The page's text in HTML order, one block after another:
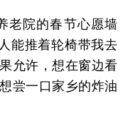
老院的春节心愿墙
能推着轮椅带我去
允许，想在窗边看
尝一口家乡的炸油